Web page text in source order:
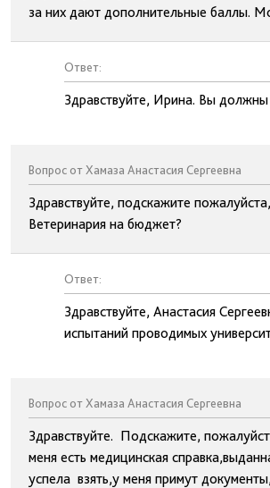
за них дают дополнительные баллы.
Ответ:
Здравствуйте, Ирина. Вы должны
Вопрос от Хамаза Анастасия Сергеевна
Здравствуйте, подскажите
Ветеринария на бюджет?
Ответ:
Здравствуйте, Анастасия
испытаний проводимых
Вопрос от Хамаза Анастасия Сергеевна
Здравствуйте. Подскажите,
меня есть медицинская
успела взять,у меня примут